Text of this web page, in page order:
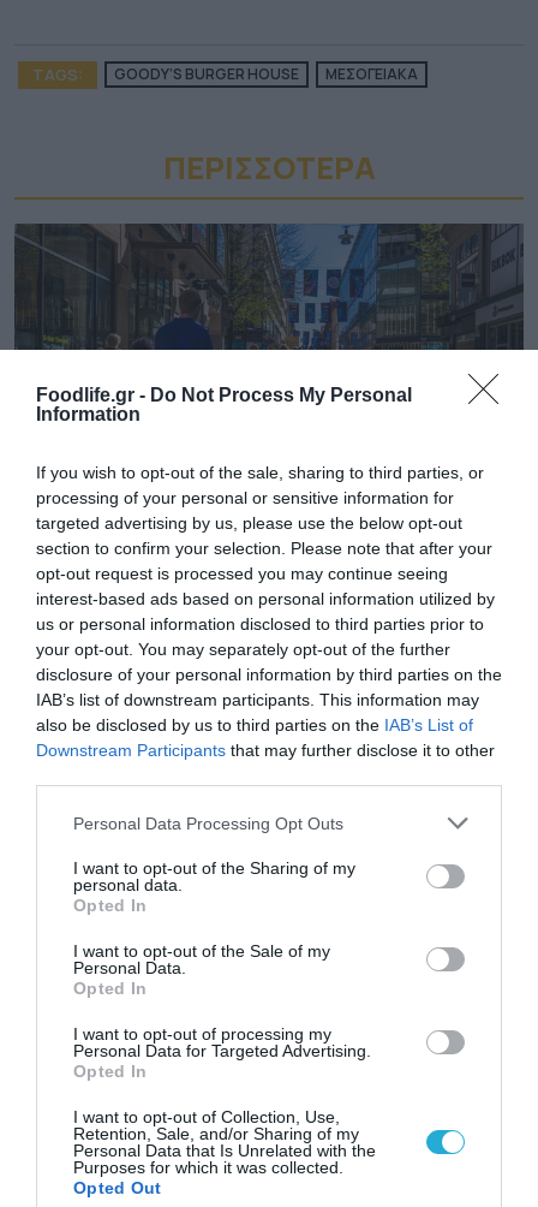
Foodlife.gr - Do Not Process My Personal
Information
If you wish to opt-out of the sale, sharing to third parties, or
processing of your personal or sensitive information for
targeted advertising by us, please use the below opt-out
section to confirm your selection. Please note that after your
opt-out request is processed you may continue seeing
interest-based ads based on personal information utilized by
us or personal information disclosed to third parties prior to
your opt-out. You may separately opt-out of the further
disclosure of your personal information by third parties on the
IAB’s list of downstream participants. This information may
also be disclosed by us to third parties on the IAB’s List of
Downstream Participants that may further disclose it to other
Please note that this website/app uses one or more Google
not limited to your visit or usage behaviour. You may click to
grant or deny consent to Google and its third-party tags to
use your data for below specified purposes in below Google
consent section.
Personal Data Processing Opt Outs
I want to opt-out of the Sharing of my
personal data.
Opted In
I want to opt-out of the Sale of my
Personal Data.
Opted In
I want to opt-out of processing my
Personal Data for Targeted Advertising.
Opted In
I want to opt-out of Collection, Use,
Retention, Sale, and/or Sharing of my
Personal Data that Is Unrelated with the
Purposes for which it was collected.
Opted Out
TAGS: GOODY’S BURGER HOUSE ΜΕΣΟΓΕΙΑΚΑ
ΠΕΡΙΣΣΟΤΕΡA
01.08.2026
Λιανεμπόριο: Οι «κερδισμένοι» των
πωλήσεων πριν από την έναρξη του
καλοκαιριού
31.07.2026
του πρώτου μήνα